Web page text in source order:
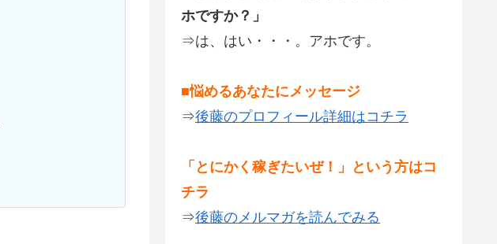
ホですか？」
⇒は、はい・・・。アホです。
■悩めるあなたにメッセージ
⇒後藤のプロフィール詳細はコチラ
「とにかく稼ぎたいぜ！」という方はコ
チラ
⇒後藤のメルマガを読んでみる